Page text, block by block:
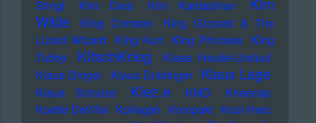
Stingl
KIm Deal KIm Kardashian
KIm
Wilde
KIng Crimson
KIng Gizzard & The
Lizard Wizard KIng Kurt KIng Princess KIng
Tubby
KItschKrieg
Klaas Heufer-Umlauf
Klaus Dinger Klaus Doldinger Klaus Lage
Klaus Schulze Klez.e KMD
Kneecap
Koefte DeVille Kollegah Kompakt Kool Herc